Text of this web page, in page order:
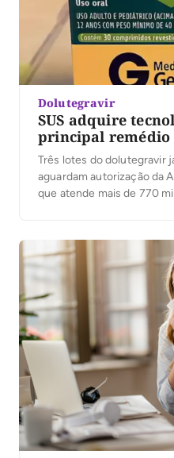
Dolutegravir
SUS adquire
principal remédio
Três lotes do dolutegravir
aguardam autorização da
que atende mais de 770